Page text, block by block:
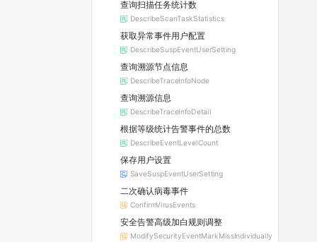
查询扫描任务统计数
DescribeScanTaskStatistics
获取异常事件用户配置
DescribeSuspEventUserSetting
查询溯源节点信息
DescribeTraceInfoNode
查询溯源信息
DescribeTraceInfoDetail
根据等级统计告警事件的总数
DescribeEventLevelCount
保存用户设置
SaveSuspEventUserSetting
二次确认病毒事件
ConfirmVirusEvents
安全告警高级加白规则调整
ModifySecurityEventMarkMissIndividually